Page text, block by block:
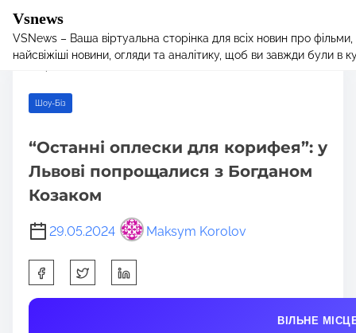
Vsnews
VSNews – Ваша віртуальна сторінка для всіх новин про
найсвіжіші новини, огляди та аналітику, щоб ви завжди були в
Home/Шоу-Біз/ “Останні оплески для корифея”: у Львові
Шоу-Біз
“Останні оплески для корифея”: у
Львові попрощалися з Богданом
Козаком
29.05.2024 Maksym Korolov
h
a
ВІЛЬНЕ